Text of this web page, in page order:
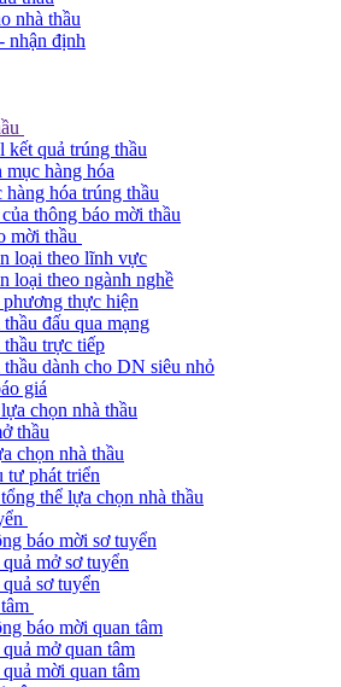
nhà thầu
nhận định
kết quả trúng thầu
mục hàng hóa
hàng hóa trúng thầu
thông báo mời thầu
mời thầu
loại theo lĩnh vực
loại theo ngành nghề
thực hiện
đấu qua mạng
trực tiếp
dành cho DN siêu nhỏ
giá
chọn nhà thầu
thầu
chọn nhà thầu
tư phát triển
thể lựa chọn nhà thầu
báo mời sơ tuyển
mở sơ tuyển
sơ tuyển
báo mời quan tâm
mở quan tâm
mời quan tâm